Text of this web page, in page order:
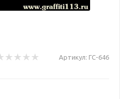
Артикул: ГС-646